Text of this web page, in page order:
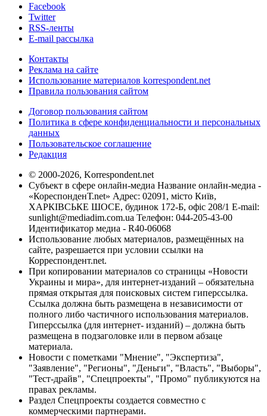
Facebook
Twitter
RSS-ленты
E-mail рассылка
Контакты
Реклама на сайте
Использование материалов korrespondent.net
Правила пользования сайтом
Договор пользования сайтом
Политика в сфере конфиденциальности и персональных
данных
Пользовательское соглашение
Редакция
© 2000-2026, Korrespondent.net
Субъект в сфере онлайн-медиа Название онлайн-медиа -
«КореспонденТ.net» Адрес: 02091, місто Київ,
ХАРКІВСЬКЕ ШОСЕ, будинок 172-Б, офіс 208/1 E-mail:
sunlight@mediadim.com.ua Телефон: 044-205-43-00
Идентификатор медиа - R40-06068
Использование любых материалов, размещённых на
сайте, разрешается при условии ссылки на
Корреспондент.net.
При копировании материалов со страницы «Новости
Украины и мира», для интернет-изданий – обязательна
прямая открытая для поисковых систем гиперссылка.
Ссылка должна быть размещена в независимости от
полного либо частичного использования материалов.
Гиперссылка (для интернет- изданий) – должна быть
размещена в подзаголовке или в первом абзаце
материала.
Новости с пометками "Мнение", "Экспертиза",
"Заявление", "Регионы", "Деньги", "Власть", "Выборы",
"Тест-драйв", "Спецпроекты", "Промо" публикуются на
правах рекламы.
Раздел Спецпроекты создается совместно с
коммерческими партнерами.